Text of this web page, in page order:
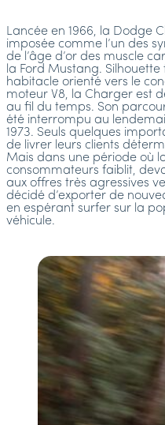
Lancée en 1966, la Dodge
imposée comme l’un des
de l’âge d’or des muscle
la Ford Mustang.
habitacle orienté vers le
moteur V8, la Charger est
au fil du temps. Son
été interrompu au
1973. Seuls quelques
de livrer leurs clients
Mais dans une période où
consommateurs faiblit,
aux offres très agressives
décidé d’exporter de
en espérant surfer sur la
véhicule.